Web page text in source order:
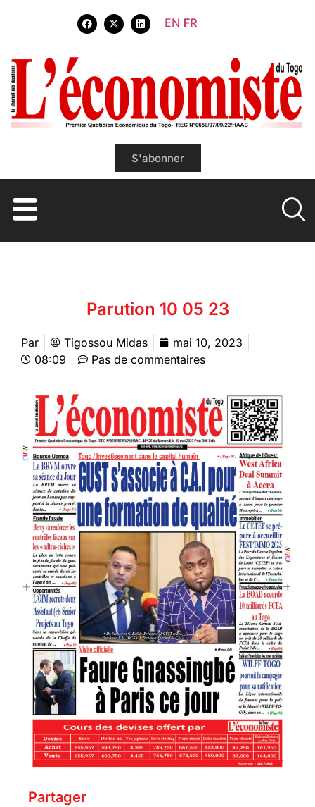
EN FR
S'abonner
Parution 10 05 23
Par Tigossou Midas
mai 10, 2023
08:09
Pas de commentaires
Partager